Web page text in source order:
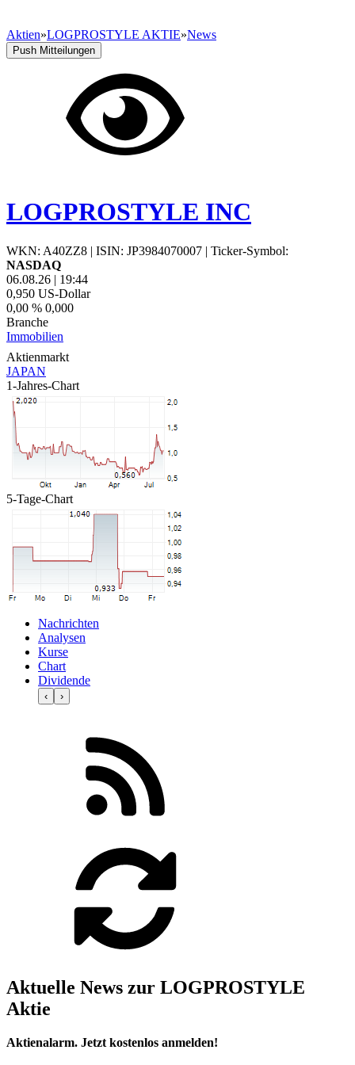
Aktien»LOGPROSTYLE AKTIE»News
Push Mitteilungen
LOGPROSTYLE INC
WKN: A40ZZ8 | ISIN: JP3984070007 | Ticker-Symbol:
NASDAQ
06.08.26 | 19:44
0,950 US-Dollar
0,00 % 0,000
Branche
Immobilien
Aktienmarkt
JAPAN
1-Jahres-Chart
5-Tage-Chart
Nachrichten
Analysen
Kurse
Chart
Dividende
‹ ›
Aktuelle News zur LOGPROSTYLE
Aktie
Aktienalarm. Jetzt kostenlos anmelden!